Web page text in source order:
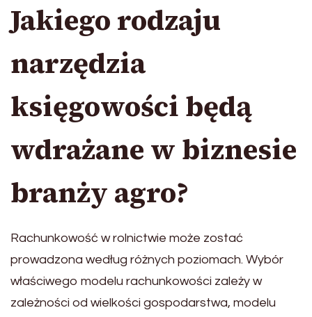
Jakiego rodzaju
narzędzia
księgowości będą
wdrażane w biznesie
branży agro?
Rachunkowość w rolnictwie może zostać
prowadzona według różnych poziomach. Wybór
właściwego modelu rachunkowości zależy w
zależności od wielkości gospodarstwa, modelu